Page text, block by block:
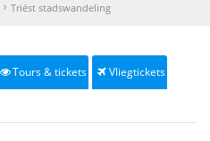
Triëst stadswandeling
Tours & tickets Vliegtickets